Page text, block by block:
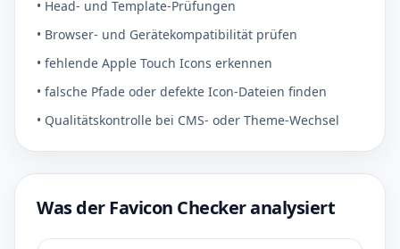
• Head- und Template-Prüfungen
• Browser- und Gerätekompatibilität prüfen
• fehlende Apple Touch Icons erkennen
• falsche Pfade oder defekte Icon-Dateien finden
• Qualitätskontrolle bei CMS- oder Theme-Wechsel
Was der Favicon Checker analysiert